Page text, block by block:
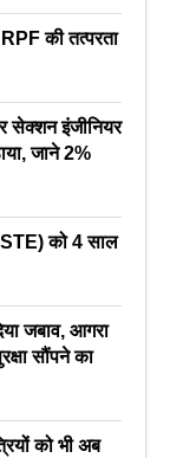
की तत्परता
सेक्शन इंजीनियर
जाने 2%
को 4 साल
जबाव, आगरा
सौंपने का
को भी अब